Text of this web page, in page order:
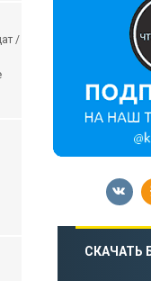
СКАЧАТЬ
/